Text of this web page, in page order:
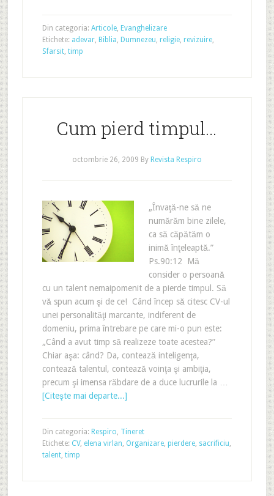
Din categoria: Articole, Evanghelizare
Etichete: adevar, Biblia, Dumnezeu, religie, revizuire,
Sfarsit, timp
Cum pierd timpul…
octombrie 26, 2009 By Revista Respiro
„Învaţă-ne să ne
numărăm bine zilele,
ca să căpătăm o
inimă înţeleaptă.”
Ps.90:12 Mă
consider o persoană
cu un talent nemaipomenit de a pierde timpul. Să
vă spun acum şi de ce! Când încep să citesc CV-ul
unei personalităţi marcante, indiferent de
domeniu, prima întrebare pe care mi-o pun este:
„Când a avut timp să realizeze toate acestea?”
Chiar aşa: când? Da, contează inteligenţa,
contează talentul, contează voinţa şi ambiţia,
precum şi imensa răbdare de a duce lucrurile la …
[Citeşte mai departe...]
Din categoria: Respiro, Tineret
Etichete: CV, elena virlan, Organizare, pierdere, sacrificiu,
talent, timp